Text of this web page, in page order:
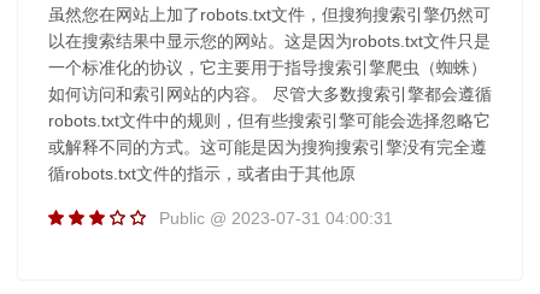
虽然您在网站上加了robots.txt文件，但搜狗搜索引擎仍然可
以在搜索结果中显示您的网站。这是因为robots.txt文件只是
一个标准化的协议，它主要用于指导搜索引擎爬虫（蜘蛛）
如何访问和索引网站的内容。 尽管大多数搜索引擎都会遵循
robots.txt文件中的规则，但有些搜索引擎可能会选择忽略它
或解释不同的方式。这可能是因为搜狗搜索引擎没有完全遵
循robots.txt文件的指示，或者由于其他原
Public @ 2023-07-31 04:00:31